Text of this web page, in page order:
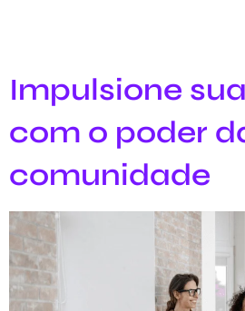
Impulsione
com o poder
comunidade